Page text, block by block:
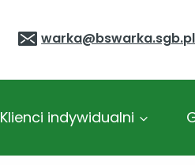
warka@bswarka.sgb.pl
Klienci indywidualni